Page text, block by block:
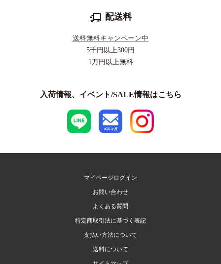
配送料
送料無料キャンペーン中
5千円以上300円
1万円以上無料
入荷情報、イベント/SALE情報はこちら
マイページログイン
お問い合わせ
よくある質問
特定商取引法に基づく表記
支払い方法について
送料について